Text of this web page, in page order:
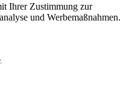
Ihrer Zustimmung zur
und Werbemaßnahmen.